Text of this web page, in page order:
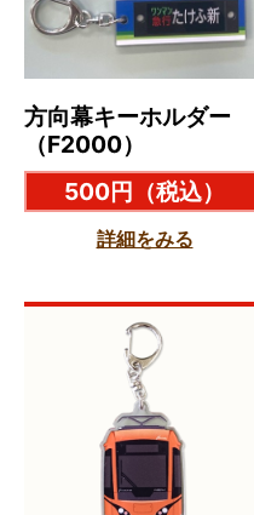
方向幕キーホルダー
（F2000）
500円 （税込）
詳細をみる